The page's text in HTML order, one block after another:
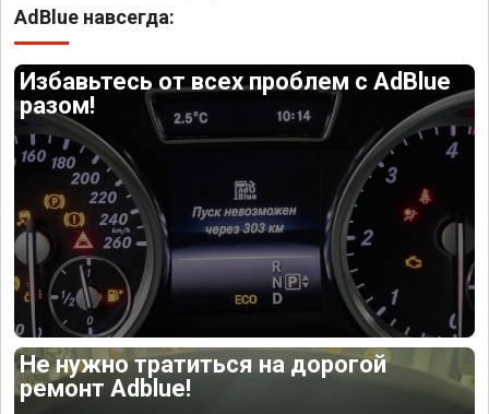
AdBlue навсегда:
Избавьтесь от всех проблем с AdBlue
разом!
Не нужно тратиться на дорогой
ремонт Adblue!